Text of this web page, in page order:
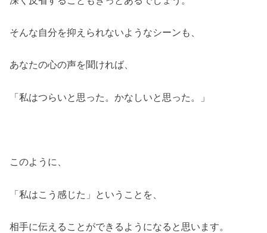
そんな自分を抑えられないようなシーンも、
あなたの心の声を聞ければ、
「私はつらいと思った。かなしいと思った。」
このように、
「私はこう感じた」ということを、
相手に伝えることができるようになると思います。